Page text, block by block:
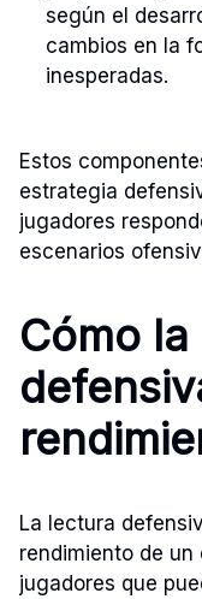
según el
cambios en la
inesperadas.
Estos
estrategia
jugadores
escenarios
Cómo
La lectura
rendimiento de un
jugadores que